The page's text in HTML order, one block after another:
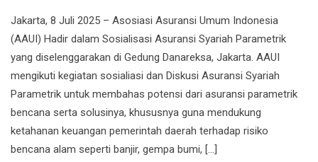
Jakarta, 8 Juli 2025 – Asosiasi Asuransi Umum Indonesia
(AAUI) Hadir dalam Sosialisasi Asuransi Syariah Parametrik
yang diselenggarakan di Gedung Danareksa, Jakarta. AAUI
mengikuti kegiatan sosialiasi dan Diskusi Asuransi Syariah
Parametrik untuk membahas potensi dari asuransi parametrik
bencana serta solusinya, khususnya guna mendukung
ketahanan keuangan pemerintah daerah terhadap risiko
bencana alam seperti banjir, gempa bumi, […]